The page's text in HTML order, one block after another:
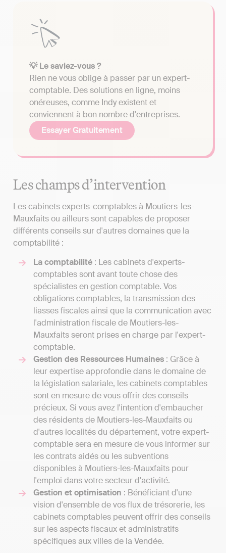
💡 Le saviez-vous ?
Rien ne vous oblige à passer par un expert-
comptable. Des solutions en ligne, moins
onéreuses, comme Indy existent et
conviennent à bon nombre d'entreprises.
Essayer Gratuitement
Les champs d’intervention
Les cabinets experts-comptables à Moutiers-les-
Mauxfaits ou ailleurs sont capables de proposer
différents conseils sur d'autres domaines que la
comptabilité :
La comptabilité : Les cabinets d'experts-
comptables sont avant toute chose des
spécialistes en gestion comptable. Vos
obligations comptables, la transmission des
liasses fiscales ainsi que la communication avec
l'administration fiscale de Moutiers-les-
Mauxfaits seront prises en charge par l'expert-
comptable.
Gestion des Ressources Humaines : Grâce à
leur expertise approfondie dans le domaine de
la législation salariale, les cabinets comptables
sont en mesure de vous offrir des conseils
précieux. Si vous avez l'intention d'embaucher
des résidents de Moutiers-les-Mauxfaits ou
d'autres localités du département, votre expert-
comptable sera en mesure de vous informer sur
les contrats aidés ou les subventions
disponibles à Moutiers-les-Mauxfaits pour
l'emploi dans votre secteur d'activité.
Gestion et optimisation : Bénéficiant d'une
vision d'ensemble de vos flux de trésorerie, les
cabinets comptables peuvent offrir des conseils
sur les aspects fiscaux et administratifs
spécifiques aux villes de la Vendée.